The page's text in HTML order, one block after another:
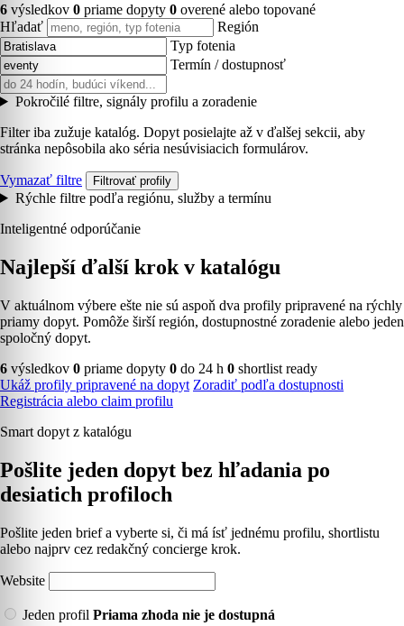
6 výsledkov 0 priame dopyty 0 overené alebo topované
Hľadať
Región
Typ fotenia
Termín / dostupnosť
Pokročilé filtre, signály profilu a zoradenie
Filter iba zužuje katalóg. Dopyt posielajte až v ďalšej sekcii, aby
stránka nepôsobila ako séria nesúvisiacich formulárov.
Vymazať filtre Filtrovať profily
Rýchle filtre podľa regiónu, služby a termínu
Inteligentné odporúčanie
Najlepší ďalší krok v katalógu
V aktuálnom výbere ešte nie sú aspoň dva profily pripravené na rýchly
priamy dopyt. Pomôže širší región, dostupnostné zoradenie alebo jeden
spoločný dopyt.
6 výsledkov 0 priame dopyty 0 do 24 h 0 shortlist ready
Ukáž profily pripravené na dopyt Zoradiť podľa dostupnosti
Registrácia alebo claim profilu
Smart dopyt z katalógu
Pošlite jeden dopyt bez hľadania po
desiatich profiloch
Pošlite jeden brief a vyberte si, či má ísť jednému profilu, shortlistu
alebo najprv cez redakčný concierge krok.
Website
Jeden profil Priama zhoda nie je dostupná